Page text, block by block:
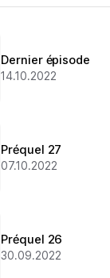
Dernier épisode
14.10.2022
Préquel 27
07.10.2022
Préquel 26
30.09.2022